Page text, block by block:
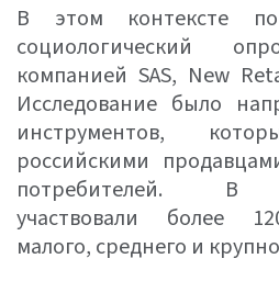
В этом контексте
социологический
компанией SAS, New
Исследование было
инструментов,
российскими
потребителей. В
участвовали более
малого, среднего и